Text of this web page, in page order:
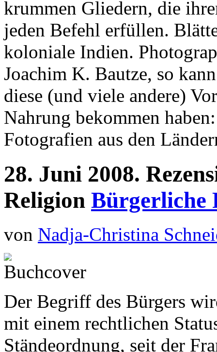
krummen Gliedern, die
jeden Befehl erfüllen.
koloniale Indien.
Joachim K. Bautze, so
diese (und viele andere)
Nahrung bekommen
Fotografien aus den
28. Juni 2008.
Religion Bürgerliche
von Nadja-Christina
Der Begriff des Bürgers
mit einem rechtlichen
Ständeordnung, seit der